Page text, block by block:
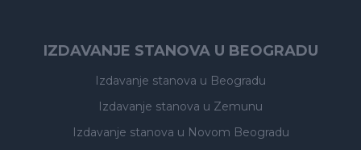
IZDAVANJE STANOVA U BEOGRADU
Izdavanje stanova u Beogradu
Izdavanje stanova u Zemunu
Izdavanje stanova u Novom Beogradu